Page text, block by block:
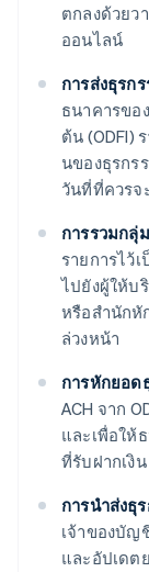
ตกลงด้วยว
ออนไลน์
การส่งธุรก
ธนาคารขอ
ต้น (ODFI)
นของธุรกร
วันที่ที่ควรจ
การรวมกลุ่
รายการไว้
ไปยังผู้ให้บ
หรือสำนักหั
ล่วงหน้า
การหักยอด
ACH จาก
และเพื่อให้
ที่รับฝากเงิน
การนำส่งธุ
เจ้าของบัญ
และอัปเดต